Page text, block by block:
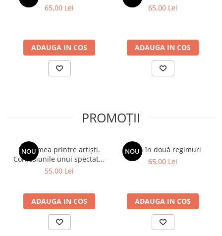
65,00 Lei
ADAUGA IN COS
65,00 Lei
ADAUGA IN COS
PROMOȚII
NOU
Viața mea printre artiști.
Confesiunile unui spectator
fidel
55,00 Lei
ADAUGA IN COS
NOU
Spion în două regimuri
65,00 Lei
ADAUGA IN COS